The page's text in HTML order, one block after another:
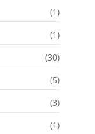
(1)
(1)
(30)
(5)
(3)
(1)